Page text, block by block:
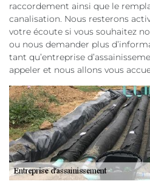
raccordement ainsi que le
canalisation. Nous resterons
votre écoute si vous souhaitez
ou nous demander plus
tant qu’entreprise
appeler et nous allons vous